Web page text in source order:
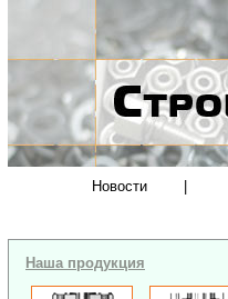
Новости
Наша продукция